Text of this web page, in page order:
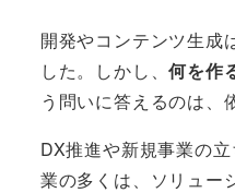
開発やコンテンツ生成
した。しかし、何を作
う問いに答えるのは、
DX推進や新規事業の
業の多くは、ソリュー